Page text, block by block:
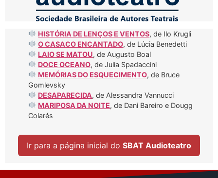
HISTÓRIA DE LENÇOS E VENTOS, de Ilo Krugli
O CASACO ENCANTADO, de Lúcia Benedetti
LAIO SE MATOU, de Augusto Boal
DOCE OCEANO, de Julia Spadaccini
MEMÓRIAS DO ESQUECIMENTO, de Bruce
Gomlevsky
DESAPARECIDA, de Alessandra Vannucci
MARIPOSA DA NOITE, de Dani Bareiro e Dougg
Colarés
Ir para a página inicial do SBAT Audioteatro